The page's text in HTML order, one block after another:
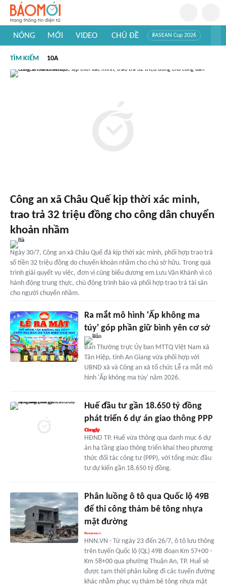
NÓNG MỚI VIDEO CHỦ ĐỀ #ASEAN Cup 2026
#Khám phá thế giới
TÌM KIẾM 10A
Công an xã Châu Quế kịp thời xác minh,
trao trả 32 triệu đồng cho công dân chuyển
khoản nhầm
Ngày 30/7, Công an xã Châu Quế đã kịp thời xác minh, phối hợp trao trả
số tiền 32 triệu đồng do chuyển khoản nhầm cho chủ sở hữu. Trong quá
trình giải quyết vụ việc, đơn vị cũng biểu dương em Lưu Văn Khánh vì có
hành động trung thực, chủ động trình báo và phối hợp trao trả tài sản
cho người chuyển nhầm.
Ra mắt mô hình 'Ấp không ma
túy' góp phần giữ bình yên cơ sở
Ban Thường trực Ủy ban MTTQ Việt Nam xã
Tân Hiệp, tỉnh An Giang vừa phối hợp với
UBND xã và Công an xã tổ chức Lễ ra mắt mô
hình 'Ấp không ma túy' năm 2026.
Huế đầu tư gần 18.650 tỷ đồng
phát triển 6 dự án giao thông PPP
HĐND TP. Huế vừa thông qua danh mục 6 dự
án hạ tầng giao thông triển khai theo phương
thức đối tác công tư (PPP), với tổng mức đầu
tư dự kiến gần 18.650 tỷ đồng.
Phân luồng ô tô qua Quốc lộ 49B
để thi công thảm bê tông nhựa
mặt đường
HNN.VN - Từ ngày 23 đến 26/7, ô tô lưu thông
trên tuyến Quốc lộ (QL) 49B đoạn Km 57+00 -
Km 58+00 qua phường Thuận An, TP. Huế sẽ
được tạm thời phân luồng đi các tuyến đường
khác nhằm phục vụ thảm bê tông nhựa mặt